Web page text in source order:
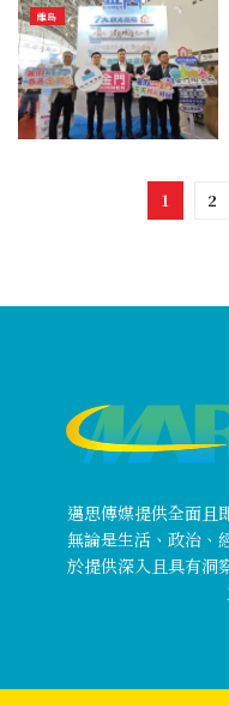
離島
1 2
邁思傳媒提供全面且
無論是生活、政治、
於提供深入且具有洞